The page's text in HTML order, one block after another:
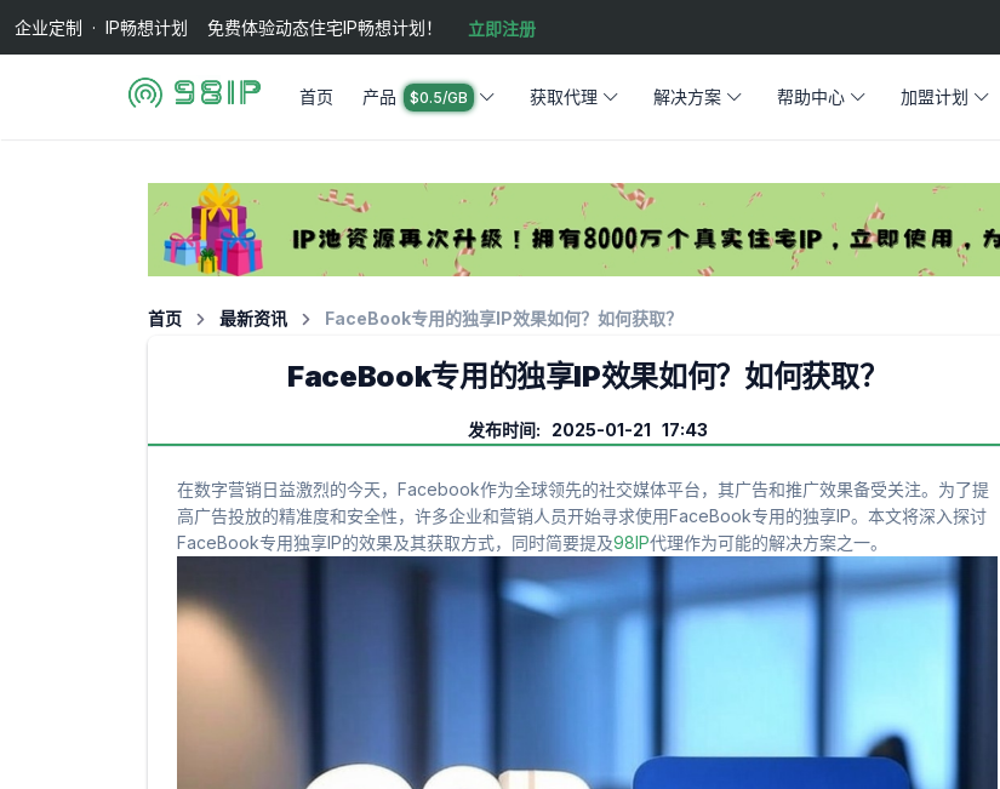
企业定制 · IP畅想计划 免费体验动态住宅IP畅想计划！ 立即注册
首页 产品 $0.5/GB 获取代理 解决方案 帮助中心 加盟计划
首页 最新资讯 FaceBook专用的独享IP效果如何？如何获取？
FaceBook专用的独享IP效果如何？如何获取？
发布时间: 2025-01-21 17:43
在数字营销日益激烈的今天，Facebook作为全球领先的社交媒体平台，其广告和推广效果备受关注。为了提
高广告投放的精准度和安全性，许多企业和营销人员开始寻求使用FaceBook专用的独享IP。本文将深入探讨
FaceBook专用独享IP的效果及其获取方式，同时简要提及98IP代理作为可能的解决方案之一。